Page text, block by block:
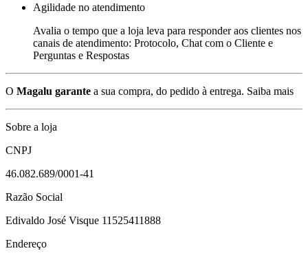
Agilidade no atendimento
Avalia o tempo que a loja leva para responder aos clientes nos
canais de atendimento: Protocolo, Chat com o Cliente e
Perguntas e Respostas
O Magalu garante a sua compra, do pedido à entrega. Saiba mais
Sobre a loja
CNPJ
46.082.689/0001-41
Razão Social
Edivaldo José Visque 11525411888
Endereço